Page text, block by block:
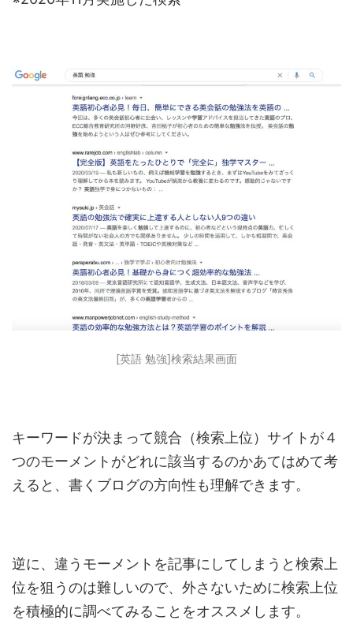
[英語 勉強]検索結果画面
キーワードが決まって競合（検索上位）サイトが４
つのモーメントがどれに該当するのかあてはめて考
えると、書くブログの方向性も理解できます。
逆に、違うモーメントを記事にしてしまうと検索上
位を狙うのは難しいので、外さないために検索上位
を積極的に調べてみることをオススメします。